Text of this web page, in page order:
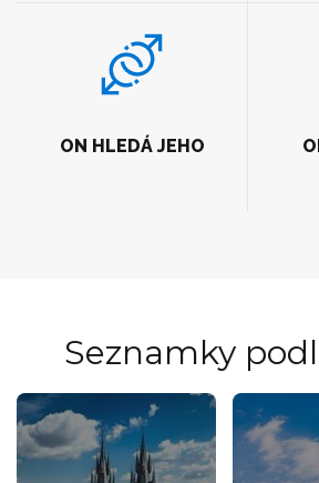
ON HLEDÁ JEHO
Seznamky